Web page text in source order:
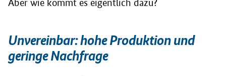
Aber wie kommt es eigentlich dazu?
Unvereinbar: hohe Produktion und
geringe Nachfrage